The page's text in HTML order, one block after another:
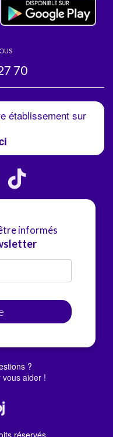
70
établissement sur
informés
?
aider !
réservés